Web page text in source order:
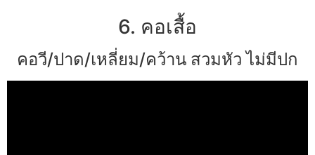
6. คอเสื้อ
คอวี/ปาด/เหลี่ยม/คว้าน สวมหัว ไม่มีปก